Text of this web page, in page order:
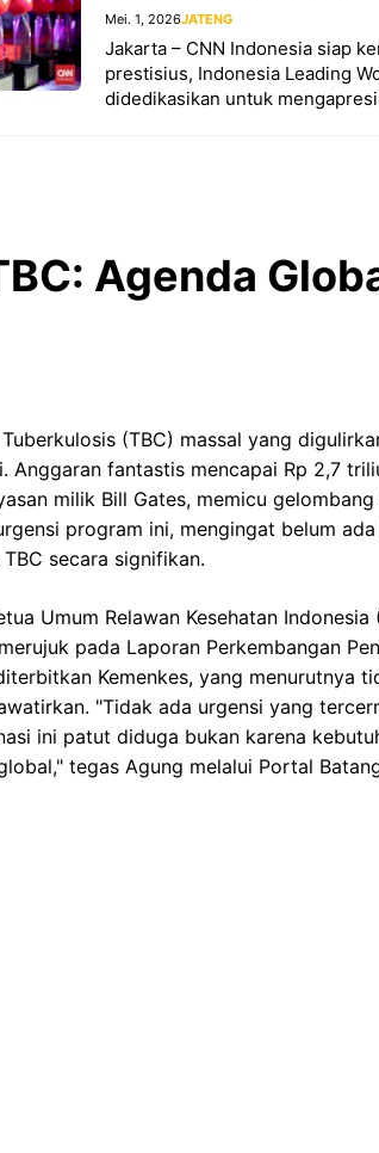
Mei. 1, 2026JATENG
Jakarta – CNN Indonesia siap
prestisius, Indonesia Leading
didedikasikan untuk
Agenda
(TBC) massal yang
Anggaran fantastis mencapai Rp 2,7
milik Bill Gates, memicu
program ini, mengingat belum
secara signifikan.
Umum Relawan Kesehatan
pada Laporan Perkembangan
Kemenkes, yang menurutnya
"Tidak ada urgensi yang
ini patut diduga bukan karena
tegas Agung melalui Portal